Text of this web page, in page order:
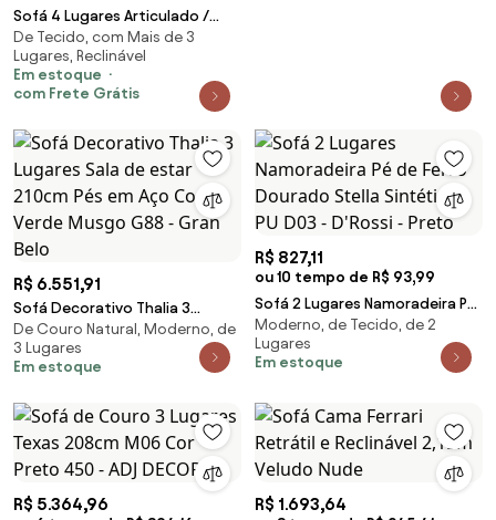
Sofá 4 Lugares Articulado /
Reclinável - Concept 2079
Suede Preto
De Tecido, com Mais de 3
Lugares, Reclinável
Em estoque
com Frete Grátis
R$ 6.551,91
Sofá Decorativo Thalia 3
Lugares Sala de estar 210cm
Pés em Aço Couro Verde Musgo
G88 - Gran Belo
De Couro Natural, Moderno, de
3 Lugares
Em estoque
R$ 827,11
ou 10 tempo de R$ 93,99
Sofá 2 Lugares Namoradeira Pé
de Ferro Dourado Stella
Sintético PU D03 - D'Rossi -
Preto
Moderno, de Tecido, de 2
Lugares
Em estoque
R$ 5.364,96 R$ 1.693,64